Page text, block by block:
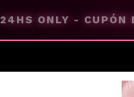
24HS ONLY - CUPÓN